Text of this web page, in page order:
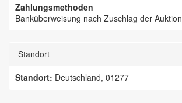
Zahlungsmethoden
Banküberweisung nach Zuschlag der Auktion
Standort
Standort: Deutschland, 01277